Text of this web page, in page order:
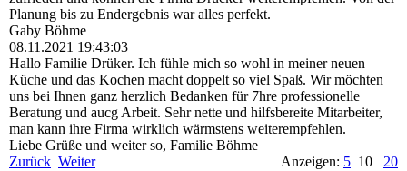
Planung bis zu Endergebnis war alles perfekt.
Gaby Böhme
08.11.2021 19:43:03
Hallo Familie Drüker. Ich fühle mich so wohl in meiner neuen
Küche und das Kochen macht doppelt so viel Spaß. Wir möchten
uns bei Ihnen ganz herzlich Bedanken für 7hre professionelle
Beratung und aucg Arbeit. Sehr nette und hilfsbereite Mitarbeiter,
man kann ihre Firma wirklich wärmstens weiterempfehlen.
Liebe Grüße und weiter so, Familie Böhme
Zurück Weiter Anzeigen: 5 10 20